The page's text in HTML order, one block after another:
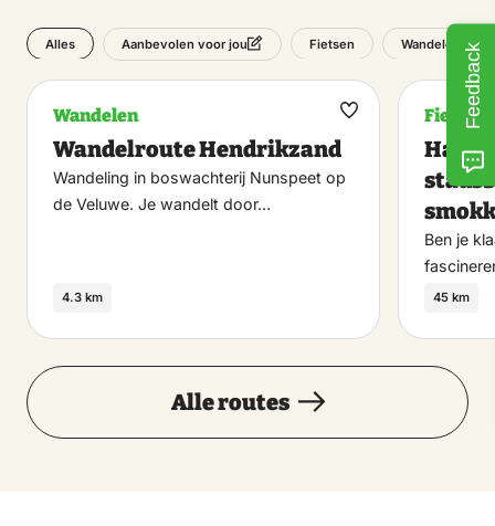
Alles Aanbevolen voor jou Fietsen Wandelen
Wandelen
Wandelroute Hendrikzand
Wandeling in boswachterij Nunspeet op
de Veluwe. Je wandelt door…
4.3 km
Maak
Fietsen
Ben je
45 km
Alle routes
Feedback